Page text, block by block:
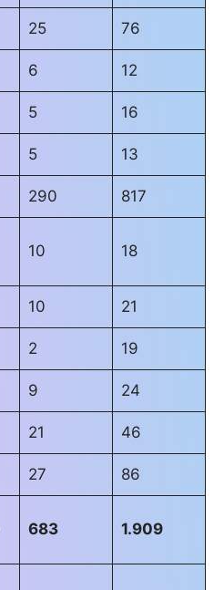
25 76
6 12
5 16
5 13
290 817
10 18
10 21
2 19
9 24
21 46
27 86
683 1.909